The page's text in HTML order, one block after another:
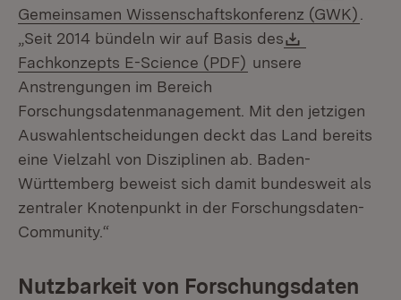
Gemeinsamen Wissenschaftskonferenz (GWK)
„Seit 2014 bündeln wir auf Basis des
Fachkonzepts E-Science (PDF) (Öffnet in neuem
unsere
Anstrengungen im Bereich
Forschungsdatenmanagement. Mit den jetzigen
Auswahlentscheidungen deckt das Land bereits
eine Vielzahl von Disziplinen ab. Baden-
Württemberg beweist sich damit bundesweit als
zentraler Knotenpunkt in der Forschungsdaten-
Community.“
Nutzbarkeit von Forschungsdaten